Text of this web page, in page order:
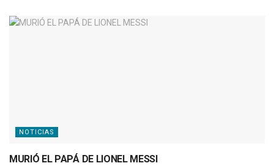
NOTICIAS
MURIÓ EL PAPÁ DE LIONEL MESSI